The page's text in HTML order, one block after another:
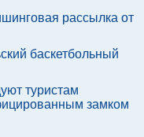
рассылка от
баскетбольный
туристам
замком